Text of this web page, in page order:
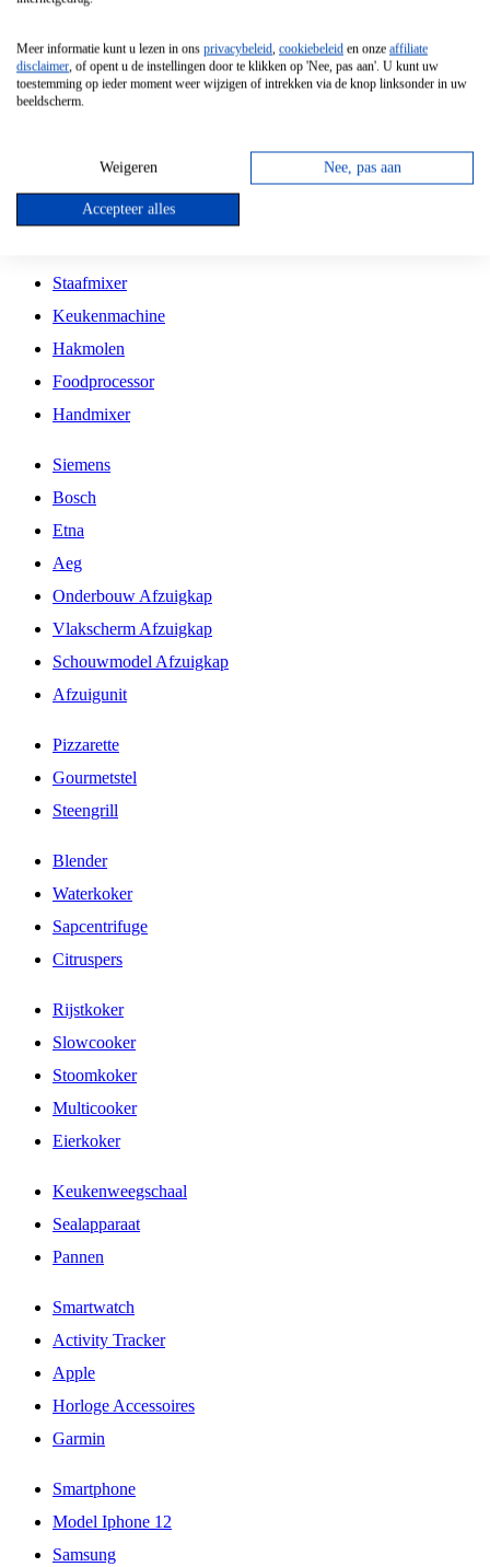
Vrijstaande Magnetron
Vrijstaande Kookplaat
Inbouw Gaskookplaat
Inbouw Keramische Kookplaat
Kookplaat Accessoires
Staafmixer
Keukenmachine
Hakmolen
Foodprocessor
Handmixer
Siemens
Bosch
Etna
Aeg
Onderbouw Afzuigkap
Vlakscherm Afzuigkap
Schouwmodel Afzuigkap
Afzuigunit
Pizzarette
Gourmetstel
Steengrill
Blender
Waterkoker
Sapcentrifuge
Citruspers
Rijstkoker
Slowcooker
Stoomkoker
Multicooker
Eierkoker
Keukenweegschaal
Sealapparaat
Pannen
Smartwatch
Activity Tracker
Apple
Horloge Accessoires
Garmin
Smartphone
Model Iphone 12
Samsung
Meer informatie kunt u lezen in ons privacybeleid, cookiebeleid en onze affiliate
disclaimer, of opent u de instellingen door te klikken op 'Nee, pas aan'. U kunt uw
toestemming op ieder moment weer wijzigen of intrekken via de knop linksonder in uw
beeldscherm.
Weigeren Nee, pas aan
Accepteer alles